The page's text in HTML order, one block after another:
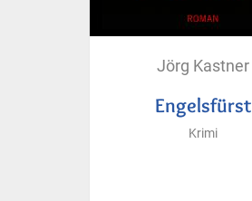
Jörg Kastner
Engelsfürst
Krimi